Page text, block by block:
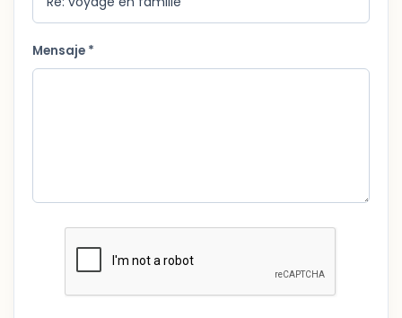
Mensaje *